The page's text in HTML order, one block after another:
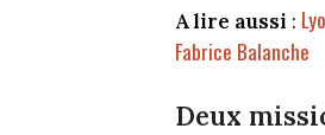
A lire aussi :
Fabrice Balanche
Deux